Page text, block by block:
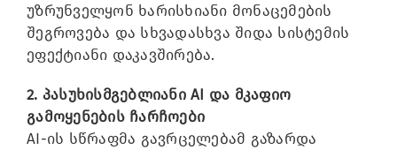
უზრუნველყონ ხარისხიანი მონაცემების
შეგროვება და სხვადასხვა შიდა სისტემის
ეფექტიანი დაკავშირება.
2. პასუხისმგებლიანი AI და მკაფიო
გამოყენების ჩარჩოები
AI-ის სწრაფმა გავრცელებამ გაზარდა